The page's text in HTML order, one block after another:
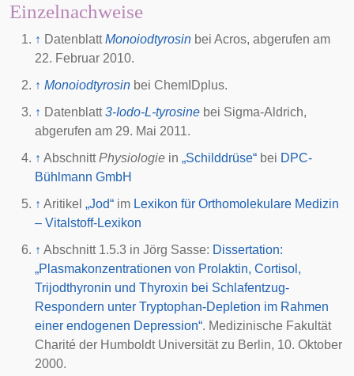
Einzelnachweise
↑ DatenblattMonoiodtyrosin bei Acros, abgerufen am
22. Februar 2010.
↑ Monoiodtyrosin bei ChemIDplus.
↑ Datenblatt3-Iodo-L-tyrosine bei Sigma-Aldrich,
abgerufen am 29. Mai 2011.
↑ AbschnittPhysiologie in „Schilddrüse“ bei DPC-
Bühlmann GmbH
↑ Aritikel „Jod“ im Lexikon für Orthomolekulare Medizin
– Vitalstoff-Lexikon
↑ Abschnitt 1.5.3 in Jörg Sasse: Dissertation:
„Plasmakonzentrationen von Prolaktin, Cortisol,
Trijodthyronin und Thyroxin bei Schlafentzug-
Respondern unter Tryptophan-Depletion im Rahmen
einer endogenen Depression“. Medizinische Fakultät
Charité der Humboldt Universität zu Berlin, 10. Oktober
2000.